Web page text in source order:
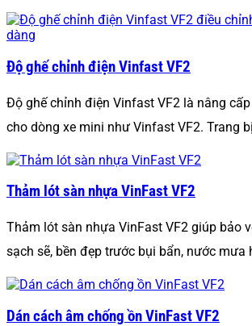
Độ ghế chỉnh điện Vinfast VF2
Độ ghế chỉnh điện Vinfast VF2 là nâng
cho dòng xe mini như Vinfast VF2. Trang
Thảm lót sàn nhựa VinFast VF2
Thảm lót sàn nhựa VinFast VF2 giúp bảo
sạch sẽ, bền đẹp trước bụi bẩn, nước mưa
Dán cách âm chống ồn VinFast VF2